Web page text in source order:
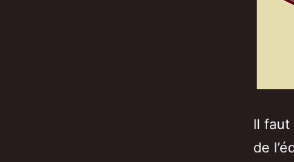
Il faut
de